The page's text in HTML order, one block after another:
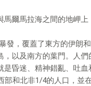
爾馬拉海之間的地岬
發，覆蓋了東方的伊朗
以及南方的葉門。人
昏迷、精神錯亂、吐血
和北非1/4的人口，並